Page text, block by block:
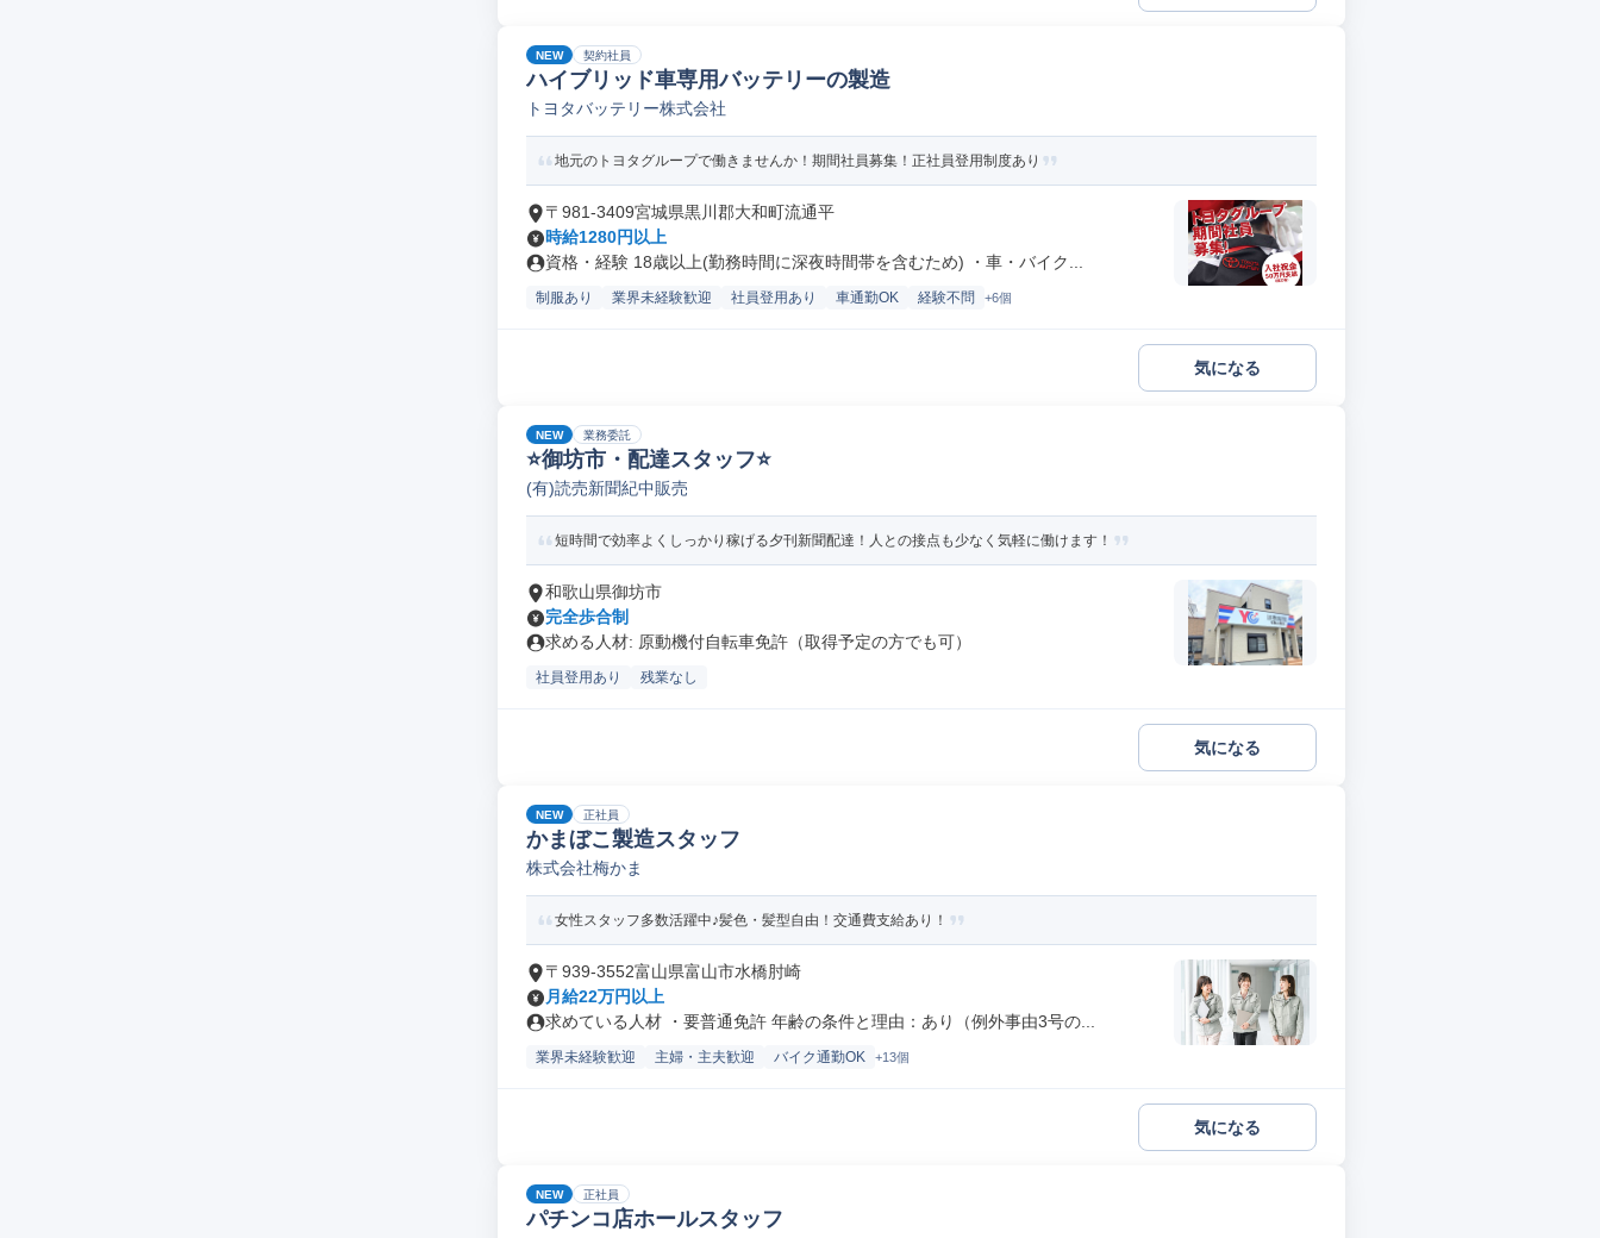
NEW 契約社員
ハイブリッド車専用バッテリーの製造
トヨタバッテリー株式会社
地元のトヨタグループで働きませんか！期間社員募集！正社員登用制度あり
〒981-3409宮城県黒川郡大和町流通平
時給1280円以上
資格・経験 18歳以上(勤務時間に深夜時間帯を含むため) ・車・バイク...
制服あり 業界未経験歓迎 社員登用あり 車通勤OK 経験不問 +6個
気になる
NEW 業務委託
⭐御坊市・配達スタッフ⭐
(有)読売新聞紀中販売
短時間で効率よくしっかり稼げる夕刊新聞配達！人との接点も少なく気軽に働けます！
和歌山県御坊市
完全歩合制
求める人材: 原動機付自転車免許（取得予定の方でも可）
社員登用あり 残業なし
気になる
NEW 正社員
かまぼこ製造スタッフ
株式会社梅かま
女性スタッフ多数活躍中♪髪色・髪型自由！交通費支給あり！
〒939-3552富山県富山市水橋肘崎
月給22万円以上
求めている人材 ・要普通免許 年齢の条件と理由：あり（例外事由3号の...
業界未経験歓迎 主婦・主夫歓迎 バイク通勤OK +13個
気になる
NEW 正社員
パチンコ店ホールスタッフ